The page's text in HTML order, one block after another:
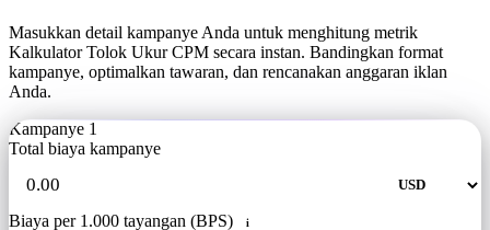
Masukkan detail kampanye Anda untuk menghitung metrik
Kalkulator Tolok Ukur CPM secara instan. Bandingkan format
kampanye, optimalkan tawaran, dan rencanakan anggaran iklan
Anda.
Kampanye 1
Total biaya kampanye
Biaya per 1.000 tayangan (BPS) i